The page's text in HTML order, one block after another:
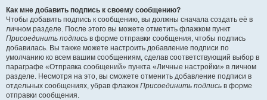
Как мне добавить подпись к своему сообщению?
Чтобы добавить подпись к сообщению, вы должны сначала создать её в
личном разделе. После этого вы можете отметить флажком пункт
Присоединить подпись в форме отправки сообщения, чтобы подпись
добавилась. Вы также можете настроить добавление подписи по
умолчанию ко всем вашим сообщениям, сделав соответствующий выбор в
параграфе «Отправка сообщений» пункта «Личные настройки» в личном
разделе. Несмотря на это, вы сможете отменить добавление подписи в
отдельных сообщениях, убрав флажок Присоединить подпись в форме
отправки сообщения.